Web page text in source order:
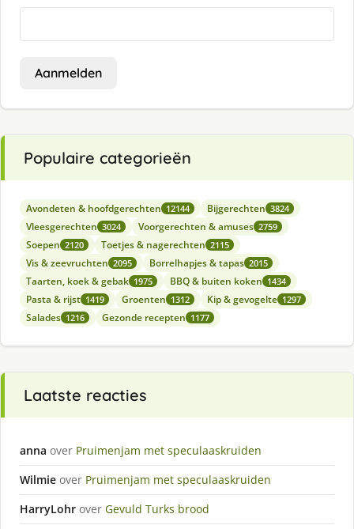
Aanmelden
Populaire categorieën
Avondeten & hoofdgerechten 12144 Bijgerechten 3824
Vleesgerechten 3024 Voorgerechten & amuses 2759
Soepen 2120 Toetjes & nagerechten 2115
Vis & zeevruchten 2095 Borrelhapjes & tapas 2015
Taarten, koek & gebak 1975 BBQ & buiten koken 1434
Pasta & rijst 1419 Groenten 1312 Kip & gevogelte 1297
Salades 1216 Gezonde recepten 1177
Laatste reacties
anna over Pruimenjam met speculaaskruiden
Wilmie over Pruimenjam met speculaaskruiden
HarryLohr over Gevuld Turks brood